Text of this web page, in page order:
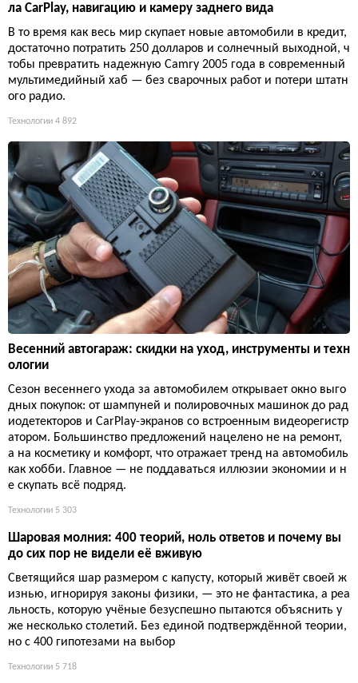
ла CarPlay, навигацию и камеру заднего вида
В то время как весь мир скупает новые автомобили в кредит,
достаточно потратить 250 долларов и солнечный выходной, ч
тобы превратить надежную Camry 2005 года в современный
мультимедийный хаб — без сварочных работ и потери штатн
ого радио.
Технологии 4 892
Весенний автогараж: скидки на уход, инструменты и техн
ологии
Сезон весеннего ухода за автомобилем открывает окно выго
дных покупок: от шампуней и полировочных машинок до рад
иодетекторов и CarPlay-экранов со встроенным видеорегистр
атором. Большинство предложений нацелено не на ремонт,
а на косметику и комфорт, что отражает тренд на автомобиль
как хобби. Главное — не поддаваться иллюзии экономии и н
е скупать всё подряд.
Технологии 5 303
Шаровая молния: 400 теорий, ноль ответов и почему вы
до сих пор не видели её вживую
Светящийся шар размером с капусту, который живёт своей ж
изнью, игнорируя законы физики, — это не фантастика, а реа
льность, которую учёные безуспешно пытаются объяснить у
же несколько столетий. Без единой подтверждённой теории,
но с 400 гипотезами на выбор
Технологии 5 718